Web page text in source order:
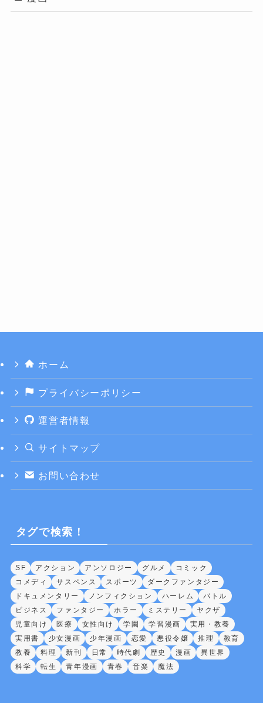
ホーム
プライバシーポリシー
運営者情報
サイトマップ
お問い合わせ
タグで検索！
SF アクション アンソロジー グルメ
コミック
コメディ
サスペンス スポーツ
ダークファンタジー
ドキュメンタリー
ノンフィクション ハーレム
バトル
ビジネス
ファンタジー ホラー ミステリー
ヤクザ
児童向け
医療 女性向け 学園 学習漫画
実用・教養
実用書
少女漫画 少年漫画 恋愛 悪役令嬢 推理
教育
教養
料理 新刊 日常 時代劇 歴史 漫画
異世界
科学
転生 青年漫画 青春 音楽 魔法